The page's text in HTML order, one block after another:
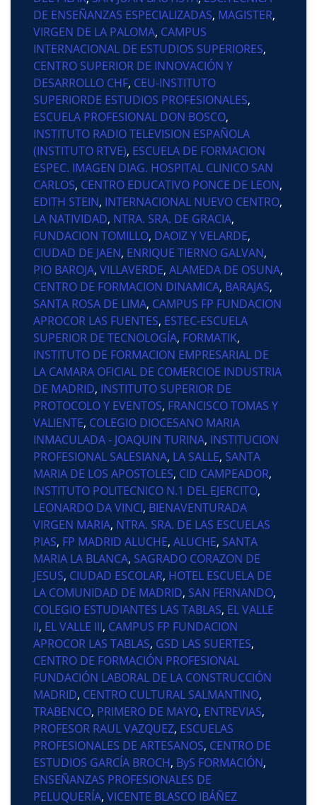
DE ENSEÑANZAS ESPECIALIZADAS, MAGISTER,
VIRGEN DE LA PALOMA, CAMPUS
INTERNACIONAL DE ESTUDIOS SUPERIORES,
CENTRO SUPERIOR DE INNOVACIÓN Y
DESARROLLO CHF, CEU-INSTITUTO
SUPERIORDE ESTUDIOS PROFESIONALES,
ESCUELA PROFESIONAL DON BOSCO,
INSTITUTO RADIO TELEVISION ESPAÑOLA
(INSTITUTO RTVE), ESCUELA DE FORMACION
ESPEC. IMAGEN DIAG. HOSPITAL CLINICO SAN
CARLOS, CENTRO EDUCATIVO PONCE DE LEON,
EDITH STEIN, INTERNACIONAL NUEVO CENTRO,
LA NATIVIDAD, NTRA. SRA. DE GRACIA,
FUNDACION TOMILLO, DAOIZ Y VELARDE,
CIUDAD DE JAEN, ENRIQUE TIERNO GALVAN,
PIO BAROJA, VILLAVERDE, ALAMEDA DE OSUNA,
CENTRO DE FORMACION DINAMICA, BARAJAS,
SANTA ROSA DE LIMA, CAMPUS FP FUNDACION
APROCOR LAS FUENTES, ESTEC-ESCUELA
SUPERIOR DE TECNOLOGÍA, FORMATIK,
INSTITUTO DE FORMACION EMPRESARIAL DE
LA CAMARA OFICIAL DE COMERCIOE INDUSTRIA
DE MADRID, INSTITUTO SUPERIOR DE
PROTOCOLO Y EVENTOS, FRANCISCO TOMAS Y
VALIENTE, COLEGIO DIOCESANO MARIA
INMACULADA - JOAQUIN TURINA, INSTITUCION
PROFESIONAL SALESIANA, LA SALLE, SANTA
MARIA DE LOS APOSTOLES, CID CAMPEADOR,
INSTITUTO POLITECNICO N.1 DEL EJERCITO,
LEONARDO DA VINCI, BIENAVENTURADA
VIRGEN MARIA, NTRA. SRA. DE LAS ESCUELAS
PIAS, FP MADRID ALUCHE, ALUCHE, SANTA
MARIA LA BLANCA, SAGRADO CORAZON DE
JESUS, CIUDAD ESCOLAR, HOTEL ESCUELA DE
LA COMUNIDAD DE MADRID, SAN FERNANDO,
COLEGIO ESTUDIANTES LAS TABLAS, EL VALLE
II, EL VALLE III, CAMPUS FP FUNDACION
APROCOR LAS TABLAS, GSD LAS SUERTES,
CENTRO DE FORMACIÓN PROFESIONAL
FUNDACIÓN LABORAL DE LA CONSTRUCCIÓN
MADRID, CENTRO CULTURAL SALMANTINO,
TRABENCO, PRIMERO DE MAYO, ENTREVIAS,
PROFESOR RAUL VAZQUEZ, ESCUELAS
PROFESIONALES DE ARTESANOS, CENTRO DE
ESTUDIOS GARCÍA BROCH, ByS FORMACIÓN,
ENSEÑANZAS PROFESIONALES DE
PELUQUERÍA, VICENTE BLASCO IBÁÑEZ